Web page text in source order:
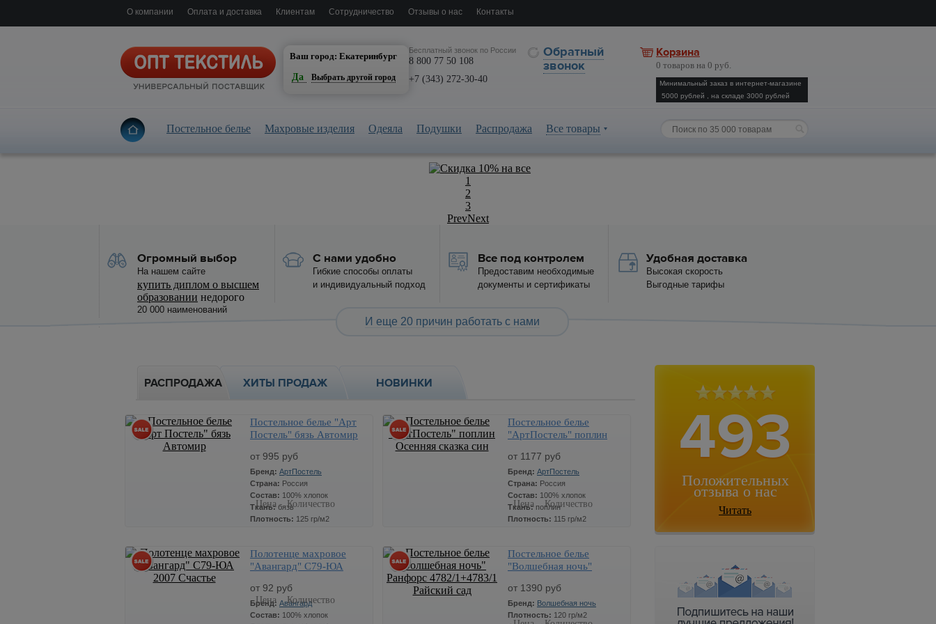
О компании Оплата и доставка Клиентам Сотрудничество Отзывы о нас Контакты
Ваш город: Екатеринбург
Да
Выбрать другой город
Бесплатный звонок по России
8 800 77 50 108
+7 (343) 272-30-40
Обратный
звонок
Корзина
0 товаров на 0 руб.
Минимальный заказ в интернет-магазине
5000 рублей , на складе 3000 рублей
Постельное белье Махровые изделия Одеяла Подушки Распродажа Все товары
1
2
3
PrevNext
Огромный выбор
На нашем сайте
купить диплом о высшем
образовании недорого
20 000 наименований
С нами удобно
Гибкие способы оплаты
и индивидуальный подход
Все под контролем
Предоставим необходимые
документы и сертификаты
Удобная доставка
Высокая скорость
Выгодные тарифы
И еще 20 причин работать с нами
РАСПРОДАЖА ХИТЫ ПРОДАЖ НОВИНКИ
Постельное белье "Арт
Постель" бязь Автомир
от 995 руб
Бренд: АртПостель
Страна: Россия
Состав: 100% хлопок
Ткань:бязь
Плотность: 125 гр/м2
Цена Количество
Размер:1,5 сп.
Артикул:100 Детский
995 x
Постельное белье
"АртПостель" поплин
от 1177 руб
Бренд: АртПостель
Страна: Россия
Состав: 100% хлопок
Ткань: поплин
Плотность: 115 гр/м2
Цена Количество
Размер:1,5 сп.
Артикул:902
1453
1177 x
Полотенце махровое
"Авангард" С79-ЮА
от 92 руб
Бренд: Авангард
Состав: 100% хлопок
Цена Количество
Постельное белье
"Волшебная ночь"
Райский сад
от 1390 руб
Бренд: Волшебная ночь
Плотность: 120 гр/м2
493
Положительных
отзыва о нас
Читать